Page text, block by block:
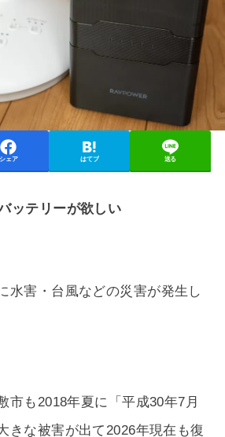
シェア はてブ 送る
ッテリーが欲しい
水害・台風などの災害が発生し
市も2018年夏に「平成30年7月
きな被害が出て2026年現在も復